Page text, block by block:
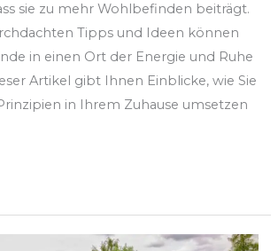
sie zu mehr Wohlbefinden beiträgt.
Tipps und Ideen können
in einen Ort der Energie und Ruhe
Artikel gibt Ihnen Einblicke, wie Sie
in Ihrem Zuhause umsetzen